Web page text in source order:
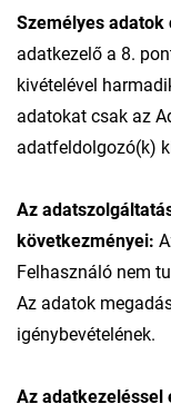
Személyes adatok
adatkezelő a 8.
kivételével
adatokat csak az
adatfeldolgozó(k)
Az
következményei:
Felhasználó nem
Az adatok
igénybevételének.
Az adatkezeléssel